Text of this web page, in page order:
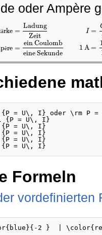
oder Ampère
ärke
ère
=
Ladung
Zeit
=
ein Coulomb
eine Sekunde
LadungZeitein Ampère
I
1 A
=
=
1
{P = U\, I} oder \rm P
{P = U\, I}
{P = U\, I}
{P = U\, I}
{P = U\, I}
Formeln
vordefinierten